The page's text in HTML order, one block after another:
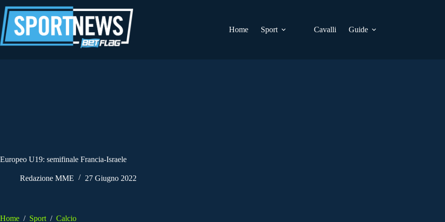
al
contenuto
Home
Sport Cavalli Guide
Europeo U19: semifinale Francia-Israele
Redazione MME 27 Giugno 2022
Home / Sport / Calcio